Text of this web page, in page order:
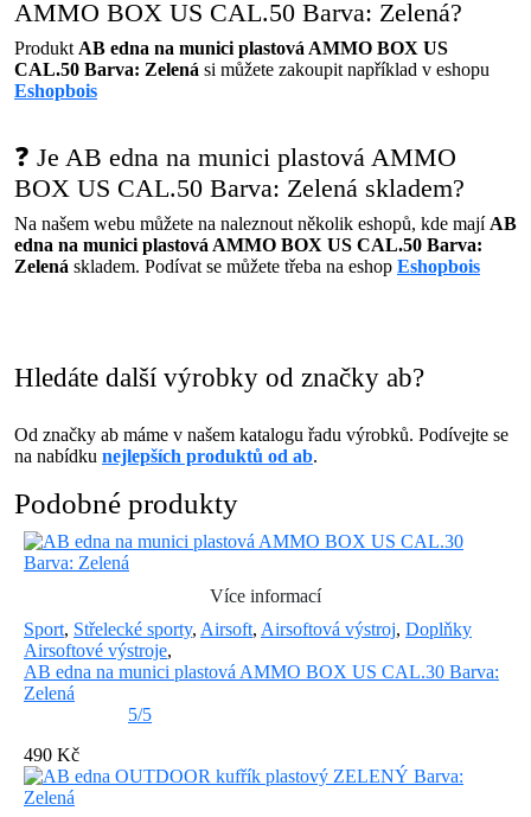
AMMO BOX US CAL.50 Barva: Zelená?
Produkt AB edna na munici plastová AMMO BOX US
CAL.50 Barva: Zelená si můžete zakoupit například v eshopu
Eshopbois
❓ Je AB edna na munici plastová AMMO
BOX US CAL.50 Barva: Zelená skladem?
Na našem webu můžete na naleznout několik eshopů, kde mají AB
edna na munici plastová AMMO BOX US CAL.50 Barva:
Zelená skladem. Podívat se můžete třeba na eshop Eshopbois
Hledáte další výrobky od značky ab?
Od značky ab máme v našem katalogu řadu výrobků. Podívejte se
na nabídku nejlepších produktů od ab.
Podobné produkty
Více informací
Sport, Střelecké sporty, Airsoft, Airsoftová výstroj, Doplňky
Airsoftové výstroje,
AB edna na munici plastová AMMO BOX US CAL.30 Barva:
Zelená
5/5
490 Kč